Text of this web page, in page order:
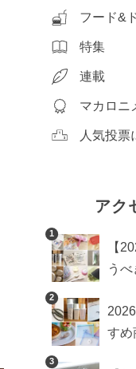
フード&
特集
連載
マカロニ
人気投票
アク
1
【
う
2
すめ
3